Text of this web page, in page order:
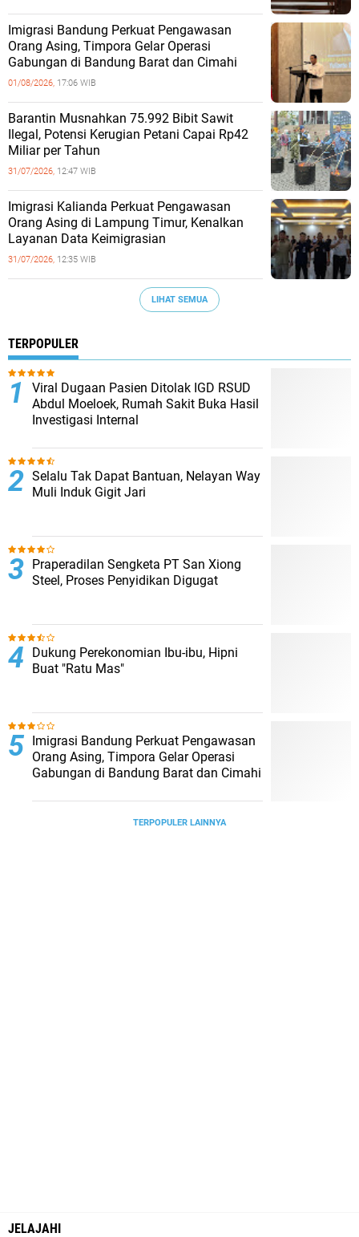
Imigrasi Bandung Perkuat Pengawasan
Orang Asing, Timpora Gelar Operasi
Gabungan di Bandung Barat dan Cimahi
01/08/2026, 17:06 WIB
Barantin Musnahkan 75.992 Bibit Sawit
Ilegal, Potensi Kerugian Petani Capai Rp42
Miliar per Tahun
31/07/2026, 12:47 WIB
Imigrasi Kalianda Perkuat Pengawasan
Orang Asing di Lampung Timur, Kenalkan
Layanan Data Keimigrasian
31/07/2026, 12:35 WIB
LIHAT SEMUA
TERPOPULER
Viral Dugaan Pasien Ditolak IGD RSUD
Abdul Moeloek, Rumah Sakit Buka Hasil
Investigasi Internal
Selalu Tak Dapat Bantuan, Nelayan Way
Muli Induk Gigit Jari
Praperadilan Sengketa PT San Xiong
Steel, Proses Penyidikan Digugat
Dukung Perekonomian Ibu-ibu, Hipni
Buat "Ratu Mas"
Imigrasi Bandung Perkuat Pengawasan
Orang Asing, Timpora Gelar Operasi
Gabungan di Bandung Barat dan Cimahi
TERPOPULER LAINNYA
JELAJAHI